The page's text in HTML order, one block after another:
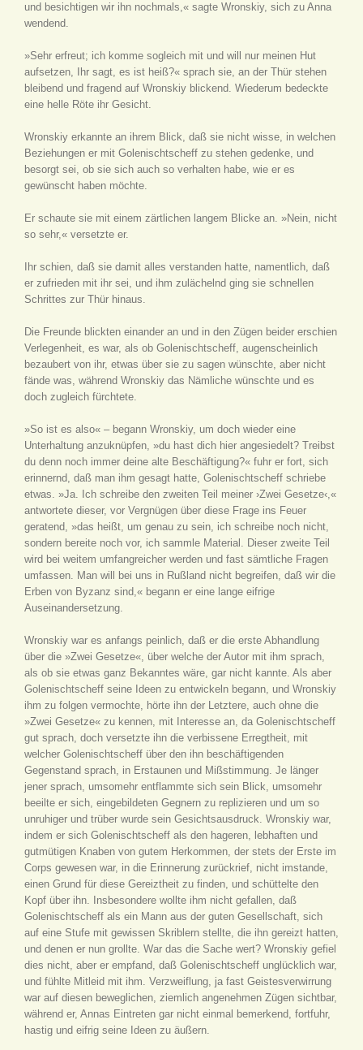
und besichtigen wir ihn nochmals,« sagte Wronskiy, sich zu Anna
wendend.
»Sehr erfreut; ich komme sogleich mit und will nur meinen Hut
aufsetzen, Ihr sagt, es ist heiß?« sprach sie, an der Thür stehen
bleibend und fragend auf Wronskiy blickend. Wiederum bedeckte
eine helle Röte ihr Gesicht.
Wronskiy erkannte an ihrem Blick, daß sie nicht wisse, in welchen
Beziehungen er mit Golenischtscheff zu stehen gedenke, und
besorgt sei, ob sie sich auch so verhalten habe, wie er es
gewünscht haben möchte.
Er schaute sie mit einem zärtlichen langem Blicke an. »Nein, nicht
so sehr,« versetzte er.
Ihr schien, daß sie damit alles verstanden hatte, namentlich, daß
er zufrieden mit ihr sei, und ihm zulächelnd ging sie schnellen
Schrittes zur Thür hinaus.
Die Freunde blickten einander an und in den Zügen beider erschien
Verlegenheit, es war, als ob Golenischtscheff, augenscheinlich
bezaubert von ihr, etwas über sie zu sagen wünschte, aber nicht
fände was, während Wronskiy das Nämliche wünschte und es
doch zugleich fürchtete.
»So ist es also« – begann Wronskiy, um doch wieder eine
Unterhaltung anzuknüpfen, »du hast dich hier angesiedelt? Treibst
du denn noch immer deine alte Beschäftigung?« fuhr er fort, sich
erinnernd, daß man ihm gesagt hatte, Golenischtscheff schriebe
etwas. »Ja. Ich schreibe den zweiten Teil meiner ›Zwei Gesetze‹,«
antwortete dieser, vor Vergnügen über diese Frage ins Feuer
geratend, »das heißt, um genau zu sein, ich schreibe noch nicht,
sondern bereite noch vor, ich sammle Material. Dieser zweite Teil
wird bei weitem umfangreicher werden und fast sämtliche Fragen
umfassen. Man will bei uns in Rußland nicht begreifen, daß wir die
Erben von Byzanz sind,« begann er eine lange eifrige
Auseinandersetzung.
Wronskiy war es anfangs peinlich, daß er die erste Abhandlung
über die »Zwei Gesetze«, über welche der Autor mit ihm sprach,
als ob sie etwas ganz Bekanntes wäre, gar nicht kannte. Als aber
Golenischtscheff seine Ideen zu entwickeln begann, und Wronskiy
ihm zu folgen vermochte, hörte ihn der Letztere, auch ohne die
»Zwei Gesetze« zu kennen, mit Interesse an, da Golenischtscheff
gut sprach, doch versetzte ihn die verbissene Erregtheit, mit
welcher Golenischtscheff über den ihn beschäftigenden
Gegenstand sprach, in Erstaunen und Mißstimmung. Je länger
jener sprach, umsomehr entflammte sich sein Blick, umsomehr
beeilte er sich, eingebildeten Gegnern zu replizieren und um so
unruhiger und trüber wurde sein Gesichtsausdruck. Wronskiy war,
indem er sich Golenischtscheff als den hageren, lebhaften und
gutmütigen Knaben von gutem Herkommen, der stets der Erste im
Corps gewesen war, in die Erinnerung zurückrief, nicht imstande,
einen Grund für diese Gereiztheit zu finden, und schüttelte den
Kopf über ihn. Insbesondere wollte ihm nicht gefallen, daß
Golenischtscheff als ein Mann aus der guten Gesellschaft, sich
auf eine Stufe mit gewissen Skriblern stellte, die ihn gereizt hatten,
und denen er nun grollte. War das die Sache wert? Wronskiy gefiel
dies nicht, aber er empfand, daß Golenischtscheff unglücklich war,
und fühlte Mitleid mit ihm. Verzweiflung, ja fast Geistesverwirrung
war auf diesen beweglichen, ziemlich angenehmen Zügen sichtbar,
während er, Annas Eintreten gar nicht einmal bemerkend, fortfuhr,
hastig und eifrig seine Ideen zu äußern.